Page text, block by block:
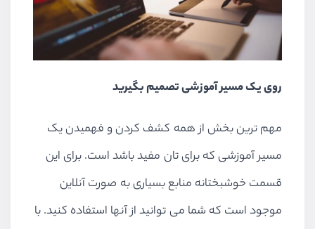
روی یک مسیر آموزشی تصمیم بگیرید
مهم ترین بخش از همه کشف کردن و فهمیدن یک
مسیر آموزشی که برای تان مفید باشد است. برای این
قسمت خوشبختانه منابع بسیاری به صورت آنلاین
موجود است که شما می توانید از آنها استفاده کنید. با